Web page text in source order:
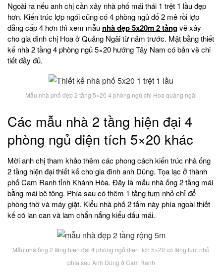
Ngoài ra nếu anh chị cần xây nhà phố mái thái 1 trệt 1 lầu đẹp
hơn. Kiến trúc lợp ngói cũng có 4 phòng ngủ đổ 2 mê rồi lợp
đẳng cấp 4 hơn thì xem mẫu nhà đẹp 5x20m 2 tầngvẽ xây
cho gia đình chị Hoa ở Quảng Ngãi từ năm trước. Mặt bằng thiết
kế nhà 2 tầng 4 phòng ngủ 5×20 hướng Tây Nam có bản vẽ chi
tiết đầy đủ.
Mẫu nhà phố đẹp 2 tầng 5×20 4 phòng ngủ chị Hoa quảng ngãi
Các mẫu nhà 2 tầng hiện đại 4
phòng ngủ diện tích 5×20 khác
Mời anh chị tham khảo thêm các phong cách kiến trúc nhà ống
2 tầng hiện đại thiết kế cho gia đình anh Dũng. Tọa lạc ở thành
phố Cam Ranh tỉnh Khánh Hòa. Đây là mẫu nhà ống 2 tầng mái
bằng mái bê tông. Phía sau có thêm 1 tầng tum nhỏ chỉ để
phòng thờ và máy giặt. Kiểu nhà phố 2 tấm này phía ngoài thiết
kế có lan can và lam chắn nắng kiểu dấu mái.
Mẫu nhà ống 2 tầng hiện đại 4 phòng ngủ diện tích 5×20 có tầng tum nhỏ
phía sau Anh Dũng ở Cam Ranh